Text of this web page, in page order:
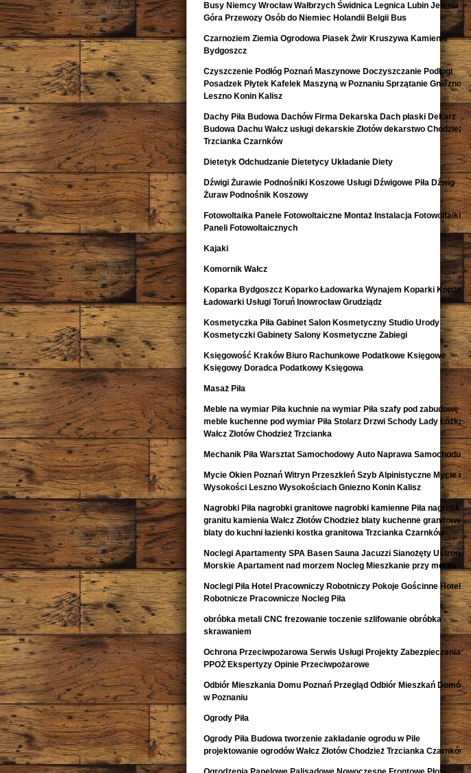
Busy Niemcy Wrocław Wałbrzych Świdnica Legnica Lubin Jelenia
Góra Przewozy Osób do Niemiec Holandii Belgii Bus
Czarnoziem Ziemia Ogrodowa Piasek Żwir Kruszywa Kamienie
Bydgoszcz
Czyszczenie Podłóg Poznań Maszynowe Doczyszczanie Podłogi
Posadzek Płytek Kafelek Maszyną w Poznaniu Sprzątanie Gniezno
Leszno Konin Kalisz
Dachy Piła Budowa Dachów Firma Dekarska Dach płaski Dekarz
Budowa Dachu Wałcz usługi dekarskie Złotów dekarstwo Chodzież
Trzcianka Czarnków
Dietetyk Odchudzanie Dietetycy Układanie Diety
Dźwigi Żurawie Podnośniki Koszowe Usługi Dźwigowe Piła Dźwig
Żuraw Podnośnik Koszowy
Fotowoltaika Panele Fotowoltaiczne Montaż Instalacja Fotowoltaiki
Paneli Fotowoltaicznych
Kajaki
Komornik Wałcz
Koparka Bydgoszcz Koparko Ładowarka Wynajem Koparki Koparko
Ładowarki Usługi Toruń Inowrocław Grudziądz
Kosmetyczka Piła Gabinet Salon Kosmetyczny Studio Urody
Kosmetyczki Gabinety Salony Kosmetyczne Zabiegi
Księgowość Kraków Biuro Rachunkowe Podatkowe Księgowe
Księgowy Doradca Podatkowy Księgowa
Masaż Piła
Meble na wymiar Piła kuchnie na wymiar Piła szafy pod zabudowę
meble kuchenne pod wymiar Piła Stolarz Drzwi Schody Lady Łóżka
Wałcz Złotów Chodzież Trzcianka
Mechanik Piła Warsztat Samochodowy Auto Naprawa Samochodu
Mycie Okien Poznań Witryn Przeszkleń Szyb Alpinistyczne Mycie na
Wysokości Leszno Wysokościach Gniezno Konin Kalisz
Nagrobki Piła nagrobki granitowe nagrobki kamienne Piła nagrobki z
granitu kamienia Wałcz Złotów Chodzież blaty kuchenne granitowe
blaty do kuchni łazienki kostka granitowa Trzcianka Czarnków
Noclegi Apartamenty SPA Basen Sauna Jacuzzi Sianożęty Ustronie
Morskie Apartament nad morzem Nocleg Mieszkanie przy morzu
Noclegi Piła Hotel Pracowniczy Robotniczy Pokoje Gościnne Hotele
Robotnicze Pracownicze Nocleg Piła
obróbka metali CNC frezowanie toczenie szlifowanie obróbka
skrawaniem
Ochrona Przeciwpożarowa Serwis Usługi Projekty Zabezpieczenia
PPOŻ Ekspertyzy Opinie Przeciwpożarowe
Odbiór Mieszkania Domu Poznań Przegląd Odbiór Mieszkań Domów
w Poznaniu
Ogrody Piła
Ogrody Piła Budowa tworzenie zakładanie ogrodu w Pile
projektowanie ogrodów Wałcz Złotów Chodzież Trzcianka Czarnków